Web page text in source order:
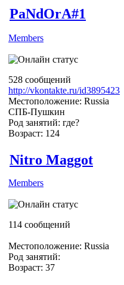
PaNdOrA#1
Members
528 сообщений
http://vkontakte.ru/id3895423
Местоположение: Russia
СПБ-Пушкин
Род занятий: где?
Возраст: 124
Nitro Maggot
Members
114 сообщений
Местоположение: Russia
Род занятий:
Возраст: 37